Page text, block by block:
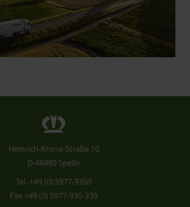
Heinrich-Krone-Straße 10
D-48480 Spelle
Tel. +49 (0) 5977-9350
Fax +49 (0) 5977-935-339